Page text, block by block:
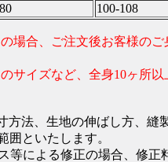
100-108
場合、ご注文後お客様の
サイズなど、全身10ヶ所
方法、生地の伸ばし方、縫
囲といたします。
等による修正の場合、修正